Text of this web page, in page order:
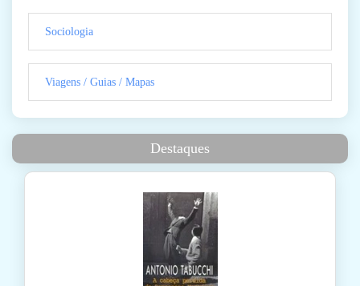
Sociologia
Viagens / Guias / Mapas
Destaques